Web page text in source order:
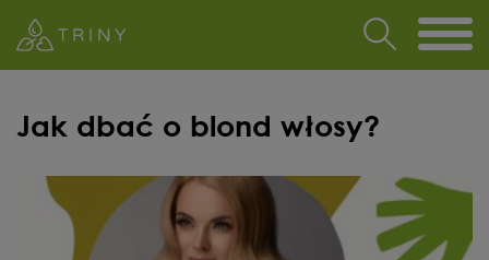
Jak dbać o blond włosy?